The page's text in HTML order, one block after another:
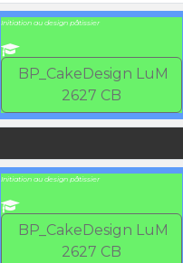
Initiation au design pâtissier
BP_CakeDesign LuM
2627 CB
Initiation au design pâtissier
BP_CakeDesign LuM
2627 CB